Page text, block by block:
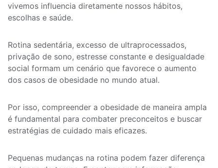
vivemos influencia diretamente nossos hábitos,
escolhas e saúde.
Rotina sedentária, excesso de ultraprocessados,
privação de sono, estresse constante e desigualdade
social formam um cenário que favorece o aumento
dos casos de obesidade no mundo atual.
Por isso, compreender a obesidade de maneira ampla
é fundamental para combater preconceitos e buscar
estratégias de cuidado mais eficazes.
Pequenas mudanças na rotina podem fazer diferença